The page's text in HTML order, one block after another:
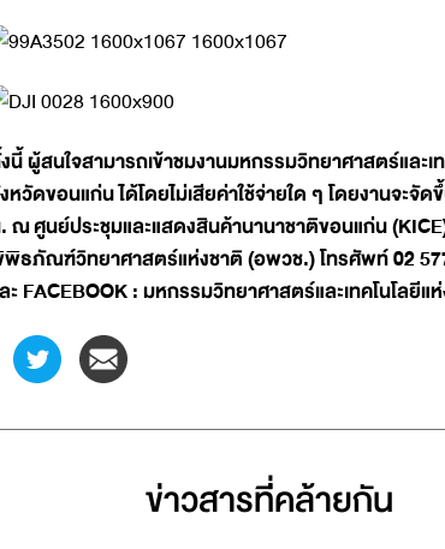
นี้ ผู้สนใจสามารถเข้าชมงานมหกรรมวิทยาศาสตร์และ
หวัดขอนแก่น ได้โดยไม่เสียค่าใช้จ่ายใด ๆ โดยงานจะจัด
ณศูนย์ประชุมและแสดงสินค้านานาชาติขอนแก่น (
ธภัณฑ์วิทยาศาสตร์แห่งชาติ (อพวช.) โทรศัพท์ 02
ะ FACEBOOK : มหกรรมวิทยาศาสตร์และเทคโนโลยีแ
ข่าวสารที่่คล้ายกัน